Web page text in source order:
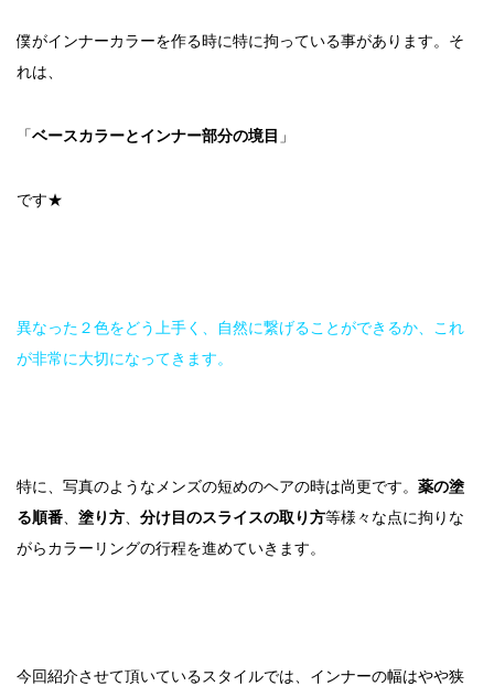
僕がインナーカラーを作る時に特に拘っている事があります。そ
れは、
「ベースカラーとインナー部分の境目 」
です★
異なった２色をどう上手く、自然に繋げることができるか、これ
が非常に大切になってきます。
特に、写真のようなメンズの短めのヘアの時は尚更です。 薬の塗
る順番
塗り方 分け目のスライスの取り方等様々な点に拘りな
がらカラーリングの行程を進めていきます。
今回紹介させて頂いているスタイルでは、インナーの幅はやや狭